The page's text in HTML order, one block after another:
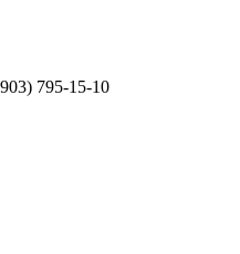
795-15-10